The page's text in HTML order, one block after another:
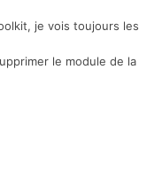
je vois toujours les
le module de la